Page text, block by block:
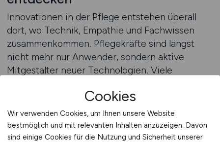
Innovationen in der Pflege entstehen überall
dort, wo Technik, Empathie und Fachwissen
zusammenkommen. Pflegekräfte sind längst
nicht mehr nur Anwender, sondern aktive
Mitgestalter neuer Technologien. Viele
ihrer Mitarbeitenden und binden sie in die
Entwicklung und Erprobung neuer Systeme ein.
So entstehen praxisnahe Lösungen, die den
Pflegealltag nachhaltig verbessern.
Cookies
Wir verwenden Cookies, um Ihnen unsere Website
bestmöglich und mit relevanten Inhalten anzuzeigen. Davon
sind einige Cookies für die Nutzung und Sicherheit unserer